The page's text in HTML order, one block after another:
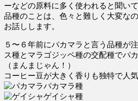
ーなどの原料に多く使われると聞いて
品種のことは、色々と難しく大変な
お話しします。
５〜６年前にパカマラと言う品種が
ス種とマラゴジッペ種の交配種でパ
（まんまじゃん！）
コーヒー豆が大きく香りも独特で人気
パカマラ種
ゲイシャ種